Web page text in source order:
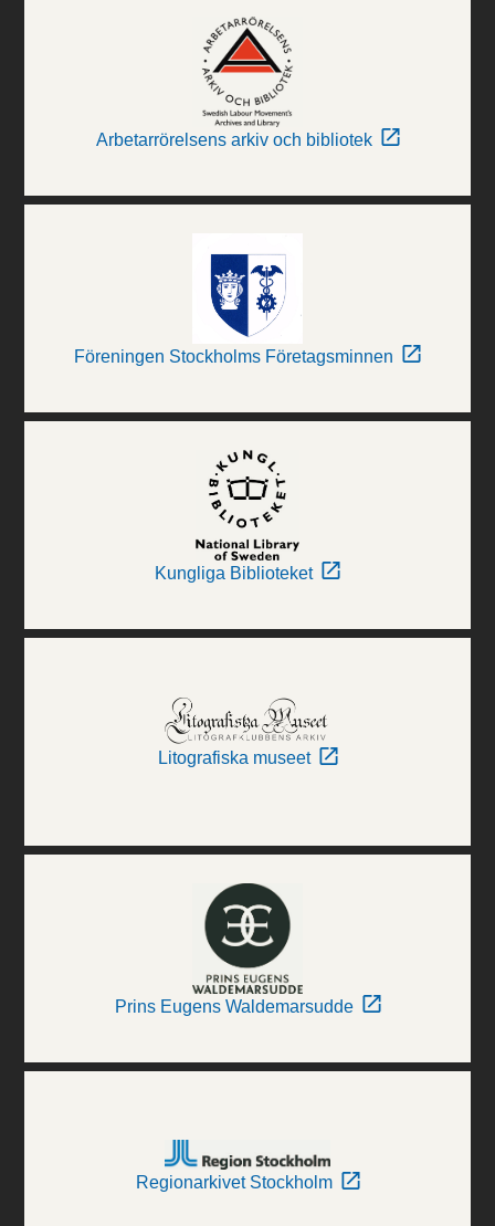
Arbetarrörelsens arkiv och bibliotek
Föreningen Stockholms Företagsminnen
Kungliga Biblioteket
Litografiska museet
Prins Eugens Waldemarsudde
Regionarkivet Stockholm